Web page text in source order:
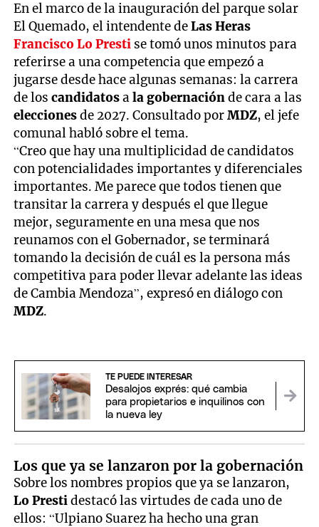
En el marco de la inauguración del parque solar
El Quemado, el intendente deLas Heras
Francisco Lo Presti se tomó unos minutos para
referirse a una competencia que empezó a
jugarse desde hace algunas semanas: la carrera
de loscandidatosala gobernaciónde cara a las
eleccionesde 2027. Consultado porMDZ, el jefe
comunal habló sobre el tema.
“Creo que hay una multiplicidad de candidatos
con potencialidades importantes y diferenciales
importantes. Me parece que todos tienen que
transitar la carrera y después el que llegue
mejor, seguramente en una mesa que nos
reunamos con el Gobernador, se terminará
tomando la decisión de cuál es la persona más
competitiva para poder llevar adelante las ideas
de Cambia Mendoza”, expresó en diálogo con
MDZ.
TE PUEDE INTERESAR
Desalojos exprés: qué cambia
para propietarios e inquilinos con
la nueva ley
Los que ya se lanzaron por la gobernación
Sobre los nombres propios que ya se lanzaron,
Lo Prestidestacó las virtudes de cada uno de
ellos: “Ulpiano Suarez ha hecho una gran